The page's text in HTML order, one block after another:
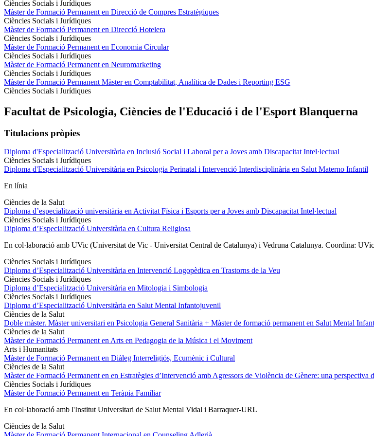
Ciències Socials i Jurídiques
Màster de Formació Permanent en Direcció de Compres Estratègiques
Ciències Socials i Jurídiques
Màster de Formació Permanent en Direcció Hotelera
Ciències Socials i Jurídiques
Màster de Formació Permanent en Economia Circular
Ciències Socials i Jurídiques
Màster de Formació Permanent en Neuromarketing
Ciències Socials i Jurídiques
Màster de Formació Permanent Màster en Comptabilitat, Analítica de Dades i Reporting ESG
Ciències Socials i Jurídiques
Facultat de Psicologia, Ciències de l'Educació i de l'Esport Blanquerna
Titulacions pròpies
Diploma d'Especialització Universitària en Inclusió Social i Laboral per a Joves amb Discapacitat Intel·lectual
Ciències Socials i Jurídiques
Diploma d'Especialització Universitària en Psicologia Perinatal i Intervenció Interdisciplinària en Salut Materno Infantil
En línia
Ciències de la Salut
Diploma d’especialització universitària en Activitat Física i Esports per a Joves amb Discapacitat Intel·lectual
Ciències Socials i Jurídiques
Diploma d’Especialització Universitària en Cultura Religiosa
En col·laboració amb UVic (Universitat de Vic - Universitat Central de Catalunya) i Vedruna Catalunya. Coordina: UVic
Ciències Socials i Jurídiques
Diploma d’Especialització Universitària en Intervenció Logopèdica en Trastorns de la Veu
Ciències Socials i Jurídiques
Diploma d’Especialització Universitària en Mitologia i Simbologia
Ciències Socials i Jurídiques
Diploma d’Especialització Universitària en Salut Mental Infantojuvenil
Ciències de la Salut
Doble màster. Màster universitari en Psicologia General Sanitària + Màster de formació permanent en Salut Mental
Ciències de la Salut
Màster de Formació Permanent en Arts en Pedagogia de la Música i el Moviment
Arts i Humanitats
Màster de Formació Permanent en Diàleg Interreligiós, Ecumènic i Cultural
Ciències de la Salut
Màster de Formació Permanent en en Estratègies d’Intervenció amb Agressors de Violència de Gènere: una perspectiva
Ciències Socials i Jurídiques
Màster de Formació Permanent en Teràpia Familiar
En col·laboració amb l'Institut Universitari de Salut Mental Vidal i Barraquer-URL
Ciències de la Salut